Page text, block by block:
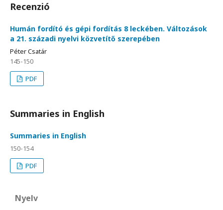
Recenzió
Humán fordító és gépi fordítás 8 leckében. Változások
a 21. századi nyelvi közvetítő szerepében
Péter Csatár
145-150
PDF
Summaries in English
Summaries in English
150-154
PDF
Nyelv